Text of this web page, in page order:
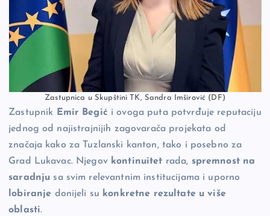
Zastupnica u Skupštini TK, Sandra Imširović (DF)
Zastupnik Emir Begić i ovoga puta potvrđuje reputaciju
jednog od najistrajnijih zagovarača projekata od
značaja kako za Tuzlanski kanton, tako i posebno za
Grad Lukavac. Njegov kontinuitet rada, spremnost na
saradnju sa svim relevantnim institucijama i uporno
lobiranje donijeli su konkretne rezultate u više
oblasti.